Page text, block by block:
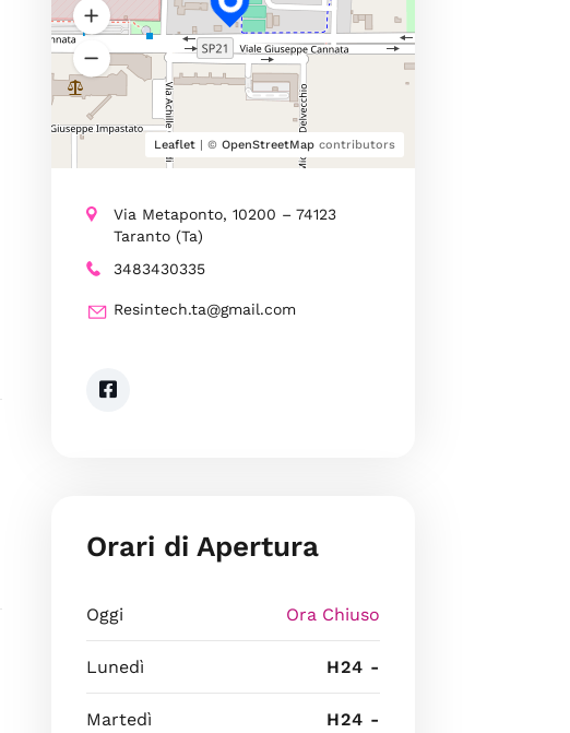
Leaflet| © OpenStreetMapcontributors
Via Metaponto, 10200 – 74123
Taranto (Ta)
3483430335
Resintech.ta@gmail.com
Orari di Apertura
Oggi Ora Chiuso
Lunedì H24 -
Martedì H24 -